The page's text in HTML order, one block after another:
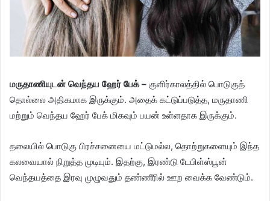
மருதாணியுடன் வெந்தய ஹேர் பேக் – குளிர்காலத்தில் பொடுகுத்
தொல்லை அதிகமாக இருக்கும். அதைக் கட்டுப்படுத்த, மருதாணி
மற்றும் வெந்தய ஹேர் பேக் மிகவும் பயன் உள்ளதாக இருக்கும்.
தலையில் பொடுகு பிரச்சனையை மட்டுமல்ல, தொற்றுகளையும் இந்த
கலவையால் நிறுத்த முடியும். இதற்கு, இரண்டு டேபிள்ஸ்பூன்
வெந்தயத்தை இரவு முழுவதும் தண்ணீரில் ஊற வைக்க வேண்டும்.